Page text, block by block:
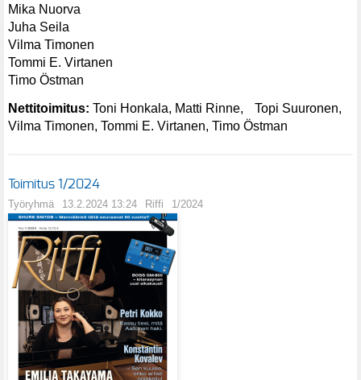
Mika Nuorva
Juha Seila
Vilma Timonen
Tommi E. Virtanen
Timo Östman
Nettitoimitus: Toni Honkala, Matti Rinne, Topi Suuronen,
Vilma Timonen, Tommi E. Virtanen, Timo Östman
Toimitus 1/2024
Työryhmä 13.2.2024 13:24 Riffi 1/2024